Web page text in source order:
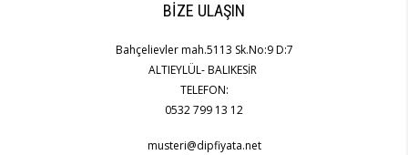
BIZE ULAŞIN
Bahçelievler mah.5113 Sk.No:9 D:7
ALTIEYLÜL- BALIKESİR
TELEFON:
0532 799 13 12
musteri@dipfiyata.net